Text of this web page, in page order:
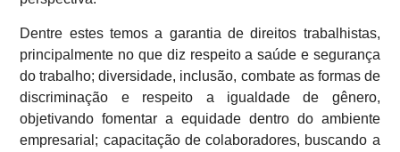
Dentre estes temos a garantia de direitos trabalhistas,
principalmente no que diz respeito a saúde e segurança
do trabalho; diversidade, inclusão, combate as formas de
discriminação e respeito a igualdade de gênero,
objetivando fomentar a equidade dentro do ambiente
empresarial; capacitação de colaboradores, buscando a